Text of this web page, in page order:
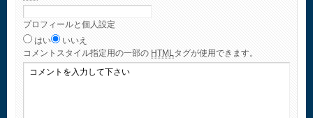
プロフィールと個人設定
はい
いいえ
コメント スタイル指定用の一部の HTML タグが使用できます。